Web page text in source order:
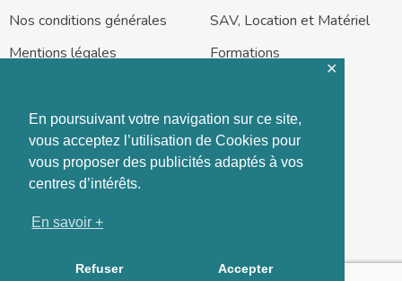
En poursuivant votre navigation sur ce site,
vous acceptez l’utilisation de Cookies pour
vous proposer des publicités adaptés à vos
centres d’intérêts.
En savoir +
Refuser Accepter
✕
Nos conditions générales
Mentions légales
SAV, Location et Matériel
Formations
Rennes – Nantes